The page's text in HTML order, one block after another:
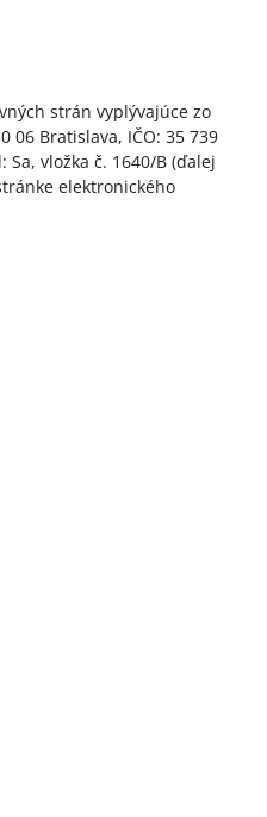
strán vyplývajúce zo
06 Bratislava, IČO: 35 739
vložka č. 1640/B (ďalej
elektronického